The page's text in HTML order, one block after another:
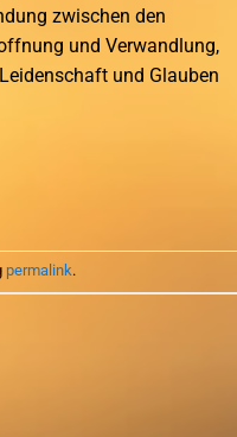
zwischen den
und Verwandlung,
und Glauben
permalink.